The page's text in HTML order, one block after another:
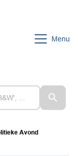
Menu
Avond